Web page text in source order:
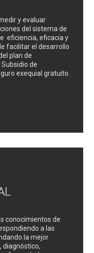
y evaluar
del sistema de
eficiencia, eficacia y
facilitar el desarrollo
plan de
Subsidio de
exequial gratuito.
conocimientos de
a las
la mejor
diagnóstico,